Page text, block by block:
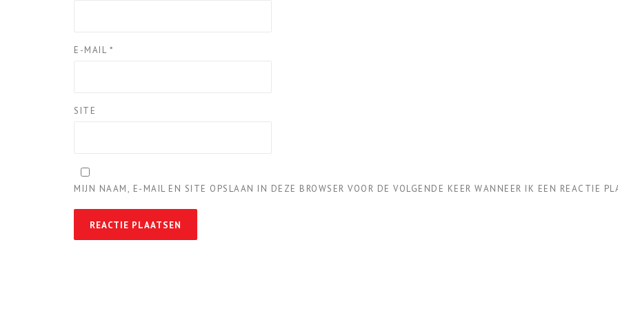
E-MAIL *
SITE
MIJN NAAM, E-MAIL EN SITE OPSLAAN IN DEZE BROWSER VOOR DE VOLGENDE KEER WANNEER IK EEN REACTIE